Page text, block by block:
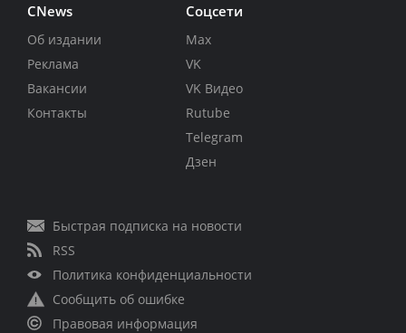
CNews
Об издании
Реклама
Вакансии
Контакты
Соцсети
Max
VK
VK Видео
Rutube
Telegram
Дзен
Быстрая подписка на новости
RSS
Политика конфиденциальности
Сообщить об ошибке
Правовая информация